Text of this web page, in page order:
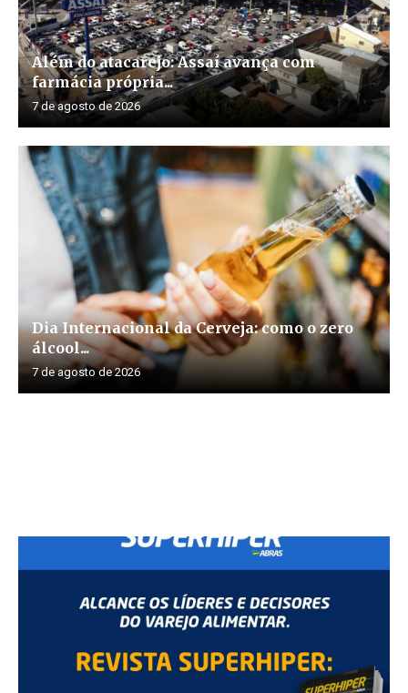
Além do atacarejo: Assaí avança com
farmácia própria...
7 de agosto de 2026
Dia Internacional da Cerveja: como o zero
álcool...
7 de agosto de 2026